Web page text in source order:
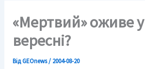
«Мертвий» оживе у
вересні?
ВідGEOnews/ 2004-08-20